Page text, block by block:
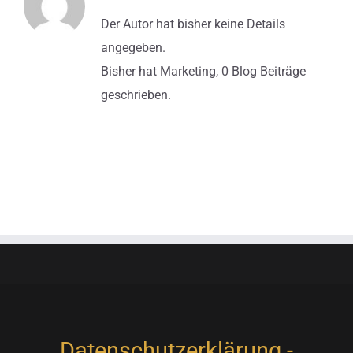
Der Autor hat bisher keine Details
angegeben.
Bisher hat Marketing, 0 Blog Beiträge
geschrieben.